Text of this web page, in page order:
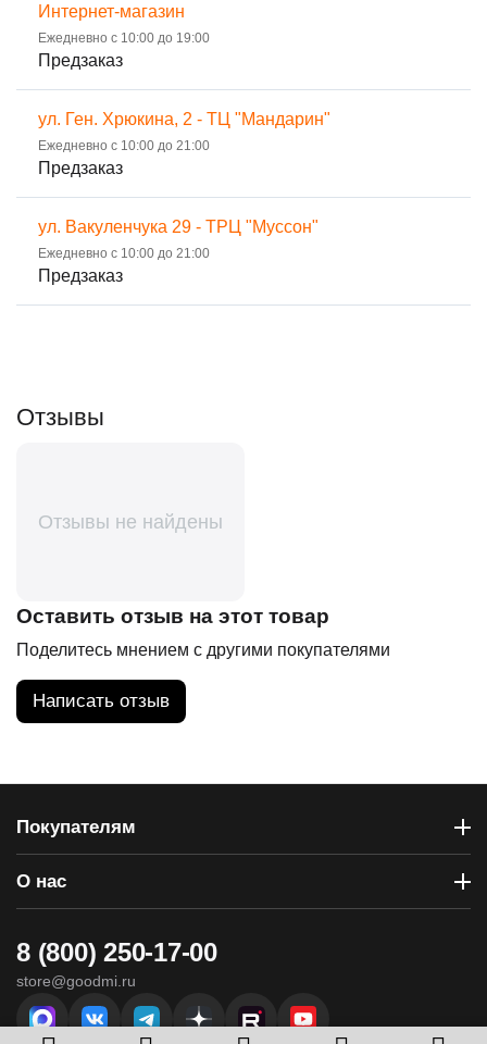
Интернет-магазин
Ежедневно с 10:00 до 19:00
Предзаказ
ул. Ген. Хрюкина, 2 - ТЦ "Мандарин"
Ежедневно с 10:00 до 21:00
Предзаказ
ул. Вакуленчука 29 - ТРЦ "Муссон"
Ежедневно с 10:00 до 21:00
Предзаказ
Отзывы
Отзывы не найдены
Оставить отзыв на этот товар
Поделитесь мнением с другими покупателями
Написать отзыв
Покупателям
О нас
8 (800) 250-17-00
store@goodmi.ru